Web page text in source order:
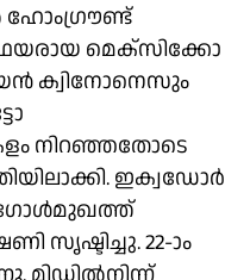
ഹോംഗ്രൗണ്ട്
മെക്സിക്കോ
ക്വിനോനെസും
നിറഞ്ഞതോടെ
ഇക്വഡോര്‍
ഗോള്‍മുഖത്ത്
സൃഷ്ടിച്ചു. 22-ാം
മിഡില്‍നിന്ന്